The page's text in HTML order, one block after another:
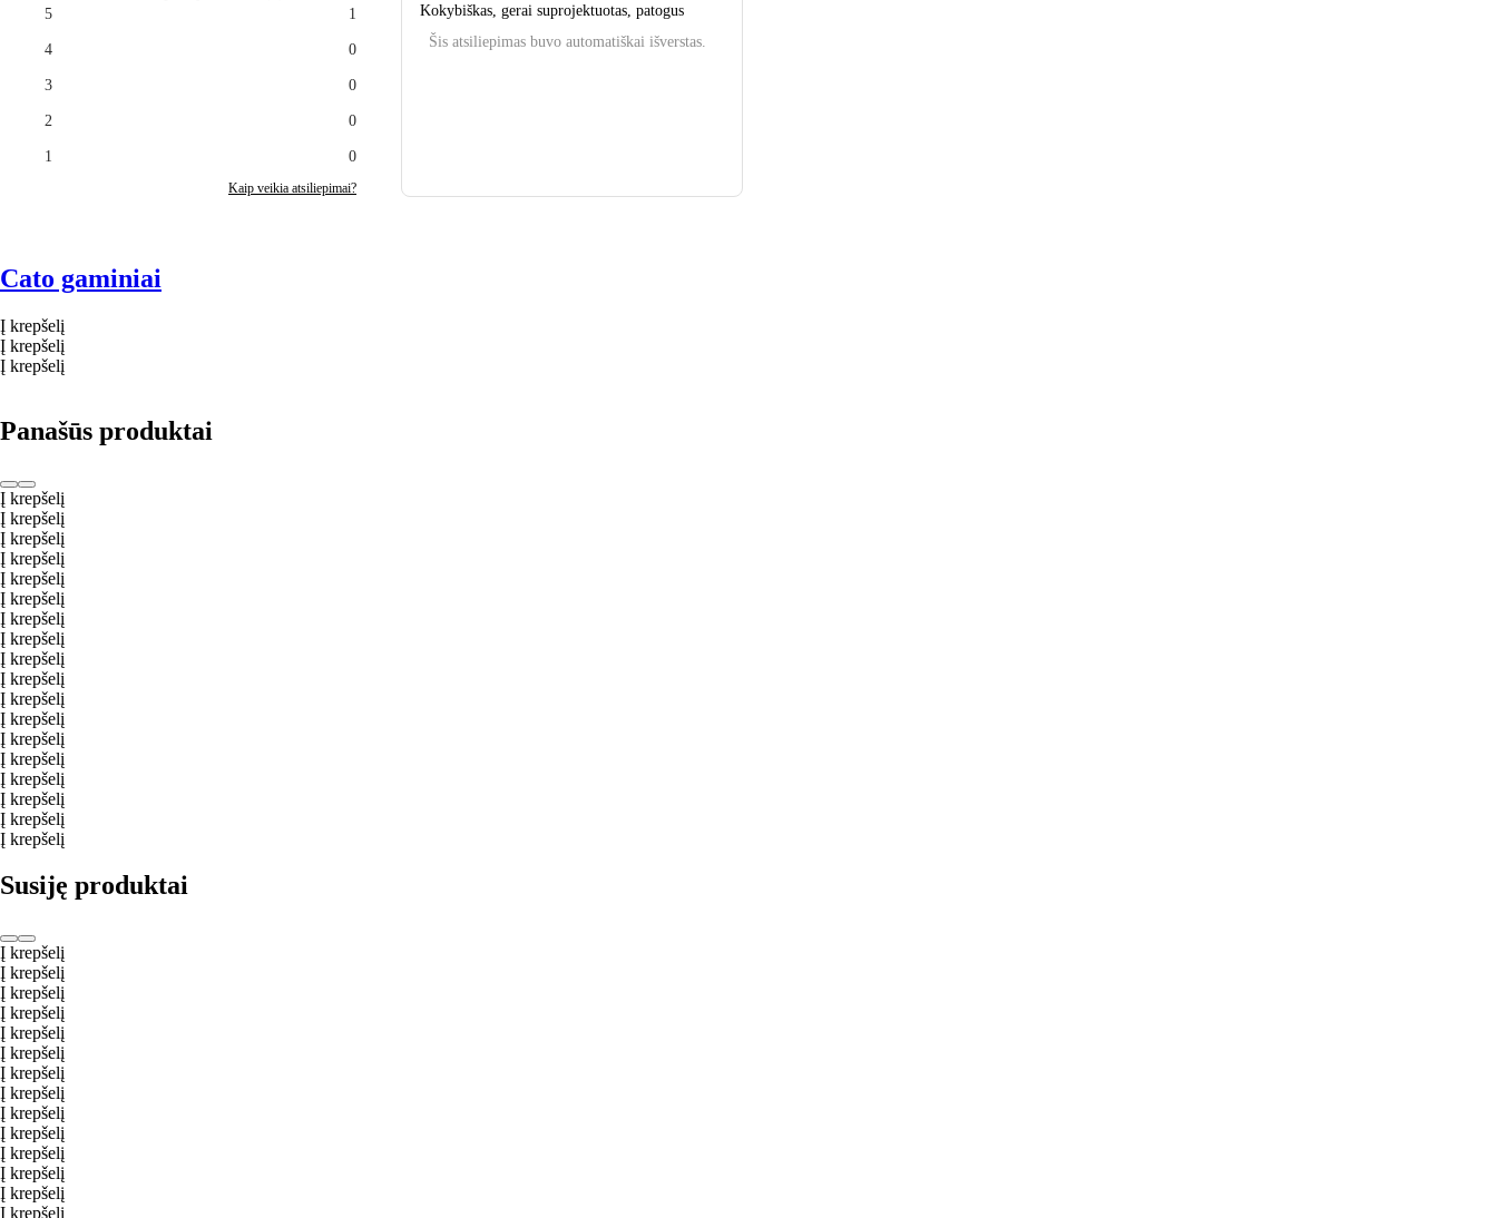
5 1
4 0
3 0
2 0
1 0
Kaip veikia atsiliepimai?
Kokybiškas, gerai suprojektuotas, patogus
Šis atsiliepimas buvo automatiškai išverstas.
Cato gaminiai
Į krepšelį
Į krepšelį
Į krepšelį
Panašūs produktai
Į krepšelį
Į krepšelį
Į krepšelį
Į krepšelį
Į krepšelį
Į krepšelį
Į krepšelį
Į krepšelį
Į krepšelį
Į krepšelį
Į krepšelį
Į krepšelį
Į krepšelį
Į krepšelį
Į krepšelį
Į krepšelį
Į krepšelį
Į krepšelį
Susiję produktai
Į krepšelį
Į krepšelį
Į krepšelį
Į krepšelį
Į krepšelį
Į krepšelį
Į krepšelį
Į krepšelį
Į krepšelį
Į krepšelį
Į krepšelį
Į krepšelį
Į krepšelį
Į krepšelį